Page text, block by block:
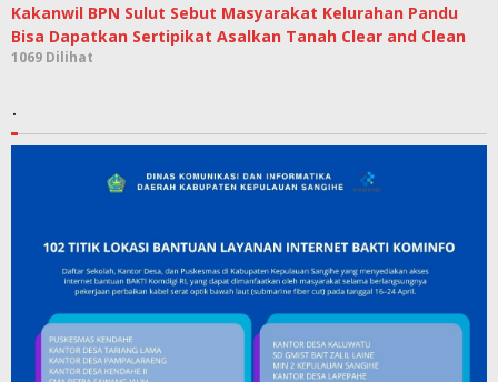
Kakanwil BPN Sulut Sebut Masyarakat Kelurahan Pandu
Bisa Dapatkan Sertipikat Asalkan Tanah Clear and Clean
1069 Dilihat
.